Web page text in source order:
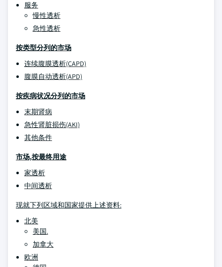
服务
慢性透析
急性透析
按类型分列的市场
连续腹膜透析(CAPD)
腹膜自动透析(APD)
按疾病状况分列的市场
末期肾病
急性肾脏损伤(AKI)
其他条件
市场,按最终用途
家透析
中间透析
现就下列区域和国家提供上述资料:
北美
美国.
加拿大
欧洲